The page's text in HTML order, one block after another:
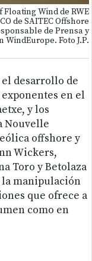
Wind de RWE
de SAITEC Offshore
de Prensa y
WindEurope. Foto J.P.
el desarrollo de
en el
y los
Nouvelle
offshore y
Wickers,
Toro y Betolaza
la manipulación
que ofrece a
como en